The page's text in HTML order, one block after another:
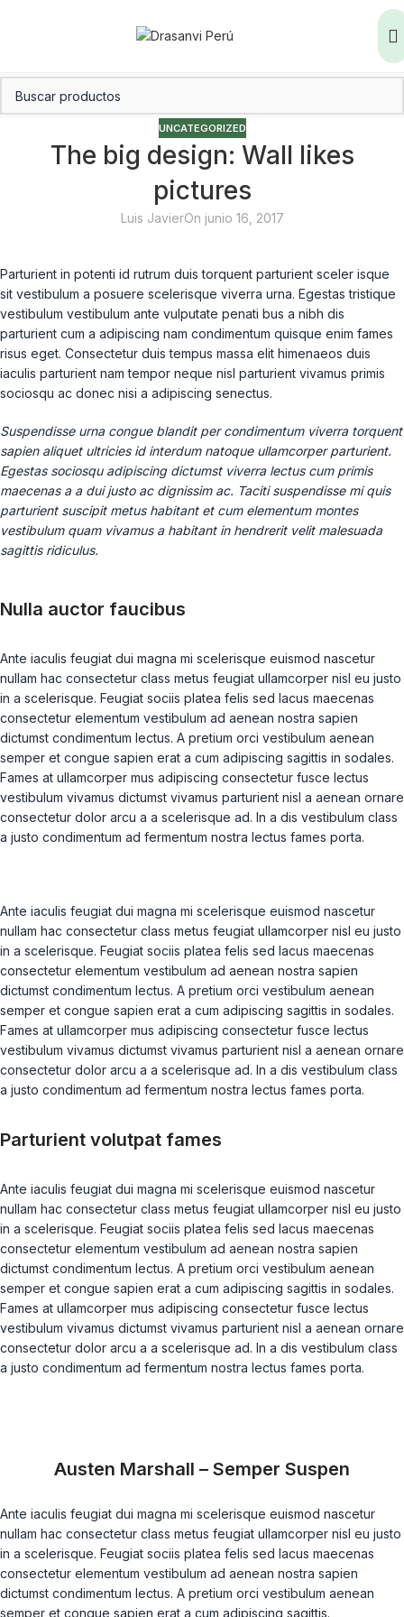
UNCATEGORIZED
The big design: Wall likes
pictures
Luis JavierOn junio 16, 2017
Parturient in potenti id rutrum duis torquent parturient sceler isque
sit vestibulum a posuere scelerisque viverra urna. Egestas tristique
vestibulum vestibulum ante vulputate penati bus a nibh dis
parturient cum a adipiscing nam condimentum quisque enim fames
risus eget. Consectetur duis tempus massa elit himenaeos duis
iaculis parturient nam tempor neque nisl parturient vivamus primis
sociosqu ac donec nisi a adipiscing senectus.
Suspendisse urna congue blandit per condimentum viverra torquent
sapien aliquet ultricies id interdum natoque ullamcorper parturient.
Egestas sociosqu adipiscing dictumst viverra lectus cum primis
maecenas a a dui justo ac dignissim ac. Taciti suspendisse mi quis
parturient suscipit metus habitant et cum elementum montes
vestibulum quam vivamus a habitant in hendrerit velit malesuada
sagittis ridiculus.
Nulla auctor faucibus
Ante iaculis feugiat dui magna mi scelerisque euismod nascetur
nullam hac consectetur class metus feugiat ullamcorper nisl eu justo
in a scelerisque. Feugiat sociis platea felis sed lacus maecenas
consectetur elementum vestibulum ad aenean nostra sapien
dictumst condimentum lectus. A pretium orci vestibulum aenean
semper et congue sapien erat a cum adipiscing sagittis in sodales.
Fames at ullamcorper mus adipiscing consectetur fusce lectus
vestibulum vivamus dictumst vivamus parturient nisl a aenean ornare
consectetur dolor arcu a a scelerisque ad. In a dis vestibulum class
a justo condimentum ad fermentum nostra lectus fames porta.
Ante iaculis feugiat dui magna mi scelerisque euismod nascetur
nullam hac consectetur class metus feugiat ullamcorper nisl eu justo
in a scelerisque. Feugiat sociis platea felis sed lacus maecenas
consectetur elementum vestibulum ad aenean nostra sapien
dictumst condimentum lectus. A pretium orci vestibulum aenean
semper et congue sapien erat a cum adipiscing sagittis in sodales.
Fames at ullamcorper mus adipiscing consectetur fusce lectus
vestibulum vivamus dictumst vivamus parturient nisl a aenean ornare
consectetur dolor arcu a a scelerisque ad. In a dis vestibulum class
a justo condimentum ad fermentum nostra lectus fames porta.
Parturient volutpat fames
Ante iaculis feugiat dui magna mi scelerisque euismod nascetur
nullam hac consectetur class metus feugiat ullamcorper nisl eu justo
in a scelerisque. Feugiat sociis platea felis sed lacus maecenas
consectetur elementum vestibulum ad aenean nostra sapien
dictumst condimentum lectus. A pretium orci vestibulum aenean
semper et congue sapien erat a cum adipiscing sagittis in sodales.
Fames at ullamcorper mus adipiscing consectetur fusce lectus
vestibulum vivamus dictumst vivamus parturient nisl a aenean ornare
consectetur dolor arcu a a scelerisque ad. In a dis vestibulum class
a justo condimentum ad fermentum nostra lectus fames porta.
Austen Marshall – Semper Suspen
Ante iaculis feugiat dui magna mi scelerisque euismod nascetur
nullam hac consectetur class metus feugiat ullamcorper nisl eu justo
in a scelerisque. Feugiat sociis platea felis sed lacus maecenas
consectetur elementum vestibulum ad aenean nostra sapien
dictumst condimentum lectus. A pretium orci vestibulum aenean
semper et congue sapien erat a cum adipiscing sagittis.